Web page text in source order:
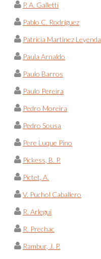
P. A. Galletti
Pablo C. Rodríguez
Patricia Martinez Leyenda
Paula Arnaldo
Paulo Barros
Paulo Pereira
Pedro Moreira
Pedro Sousa
Pere Luque Pino
Pickess, B. P.
Pictet, A.
V. Puchol Caballero
R. Arlegui
R. Prechac
Rambur, J. P.